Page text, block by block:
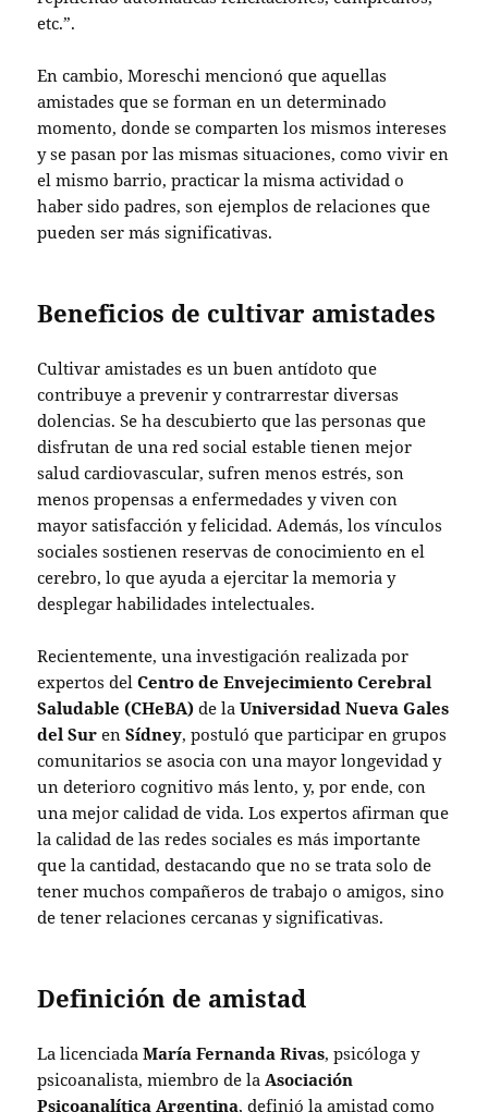
etc.”.
En cambio, Moreschi mencionó que aquellas
amistades que se forman en un determinado
momento, donde se comparten los mismos intereses
y se pasan por las mismas situaciones, como vivir en
el mismo barrio, practicar la misma actividad o
haber sido padres, son ejemplos de relaciones que
pueden ser más significativas.
Beneficios de cultivar amistades
Cultivar amistades es un buen antídoto que
contribuye a prevenir y contrarrestar diversas
dolencias. Se ha descubierto que las personas que
disfrutan de una red social estable tienen mejor
salud cardiovascular, sufren menos estrés, son
menos propensas a enfermedades y viven con
mayor satisfacción y felicidad. Además, los vínculos
sociales sostienen reservas de conocimiento en el
cerebro, lo que ayuda a ejercitar la memoria y
desplegar habilidades intelectuales.
Recientemente, una investigación realizada por
expertos delCentro de Envejecimiento Cerebral
Saludable (CHeBA) de laUniversidad Nueva Gales
del Sur enSídney, postuló que participar en grupos
comunitarios se asocia con una mayor longevidad y
un deterioro cognitivo más lento, y, por ende, con
una mejor calidad de vida. Los expertos afirman que
la calidad de las redes sociales es más importante
que la cantidad, destacando que no se trata solo de
tener muchos compañeros de trabajo o amigos, sino
de tener relaciones cercanas y significativas.
Definición de amistad
La licenciadaMaría Fernanda Rivas, psicóloga y
psicoanalista, miembro de la Asociación
Psicoanalítica Argentina, definió la amistad como